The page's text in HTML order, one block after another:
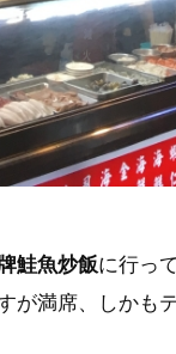
鮭魚炒飯に行っ
が満席、しかも